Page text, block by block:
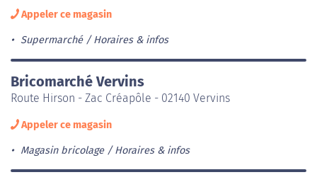
Appeler ce magasin
Supermarché Horaires & infos
Bricomarché Vervins
Route Hirson - Zac Créapôle - 02140 Vervins
Appeler ce magasin
Magasin bricolage Horaires & infos